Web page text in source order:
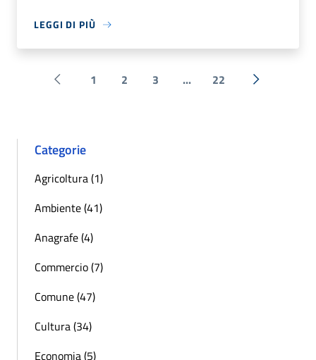
LEGGI DI PIÙ
Pagina precedente
1 2 3 ... 22 Successiva
Categorie
Agricoltura (1)
Ambiente (41)
Anagrafe (4)
Commercio (7)
Comune (47)
Cultura (34)
Economia (5)